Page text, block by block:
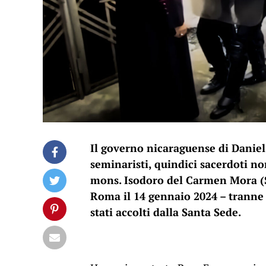
Il governo nicaraguense di
seminaristi, quindici sacerdoti
mons. Isodoro del Carmen
Roma il 14 gennaio 2024 –
stati accolti dalla Santa Sede.